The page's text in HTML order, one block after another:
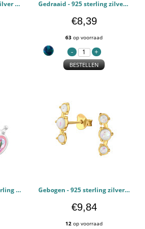
Zeester - 925 sterling zilver Oorstekers Halfedelsteen PCJW48713 Gedraaid - 925 sterling zilver Oorstekers Halfedelsteen PCJW48398
€8,39
63 op voorraad
BESTELLEN
Hart En Kroon - 925 sterling zilver Oorstekers Halfedelsteen PCJW48357 Gebogen - 925 sterling zilver Oorstekers Halfedelsteen PCJW48311
€9,84
12 op voorraad